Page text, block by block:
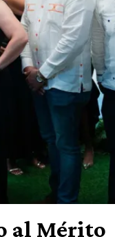
al Mérito